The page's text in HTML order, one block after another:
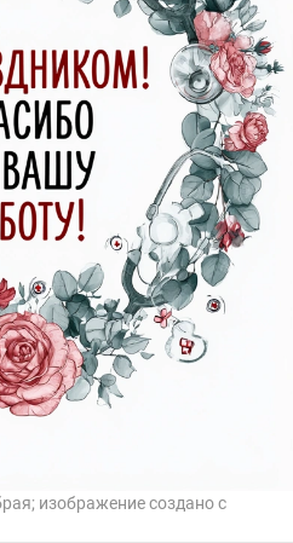
изображение создано с